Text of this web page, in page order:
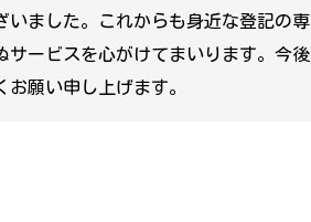
いました。これからも身近な登記の専
サービスを心がけてまいります。今後
お願い申し上げます。